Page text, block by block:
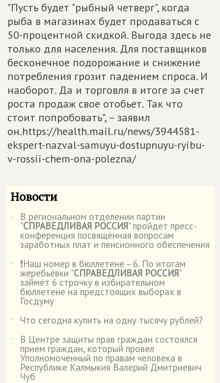
"Пусть будет "рыбный четверг", когда
рыба в магазинах будет продаваться с
50-процентной скидкой. Выгода здесь не
только для населения. Для поставщиков
бесконечное подорожание и снижение
потребления грозит падением спроса. И
наоборот. Да и торговля в итоге за счет
роста продаж свое отобьет. Так что
стоит попробовать", – заявил
он.https://health.mail.ru/news/3944581-
ekspert-nazval-samuyu-dostupnuyu-ryibu-
v-rossii-chem-ona-polezna/
Новости
˙ В региональном отделении партии
"СПРАВЕДЛИВАЯ РОССИЯ" пройдет пресс-
конференция посвящённая вопросам
заработных плат и пенсионного обеспечения
˙
❗Наш номер в бюллетене – 6. По итогам
жеребьёвки "СПРАВЕДЛИВАЯ РОССИЯ"
займёт 6 строчку в избирательном
бюллетене на предстоящих выборах в
Госдуму
˙
Что сегодня купить на одну тысячу рублей?
˙
В Центре защиты прав граждан состоялся
прием граждан, который провел
Уполномоченный по правам человека в
Республике Калмыкия Валерий Дмитриевич
Чуб